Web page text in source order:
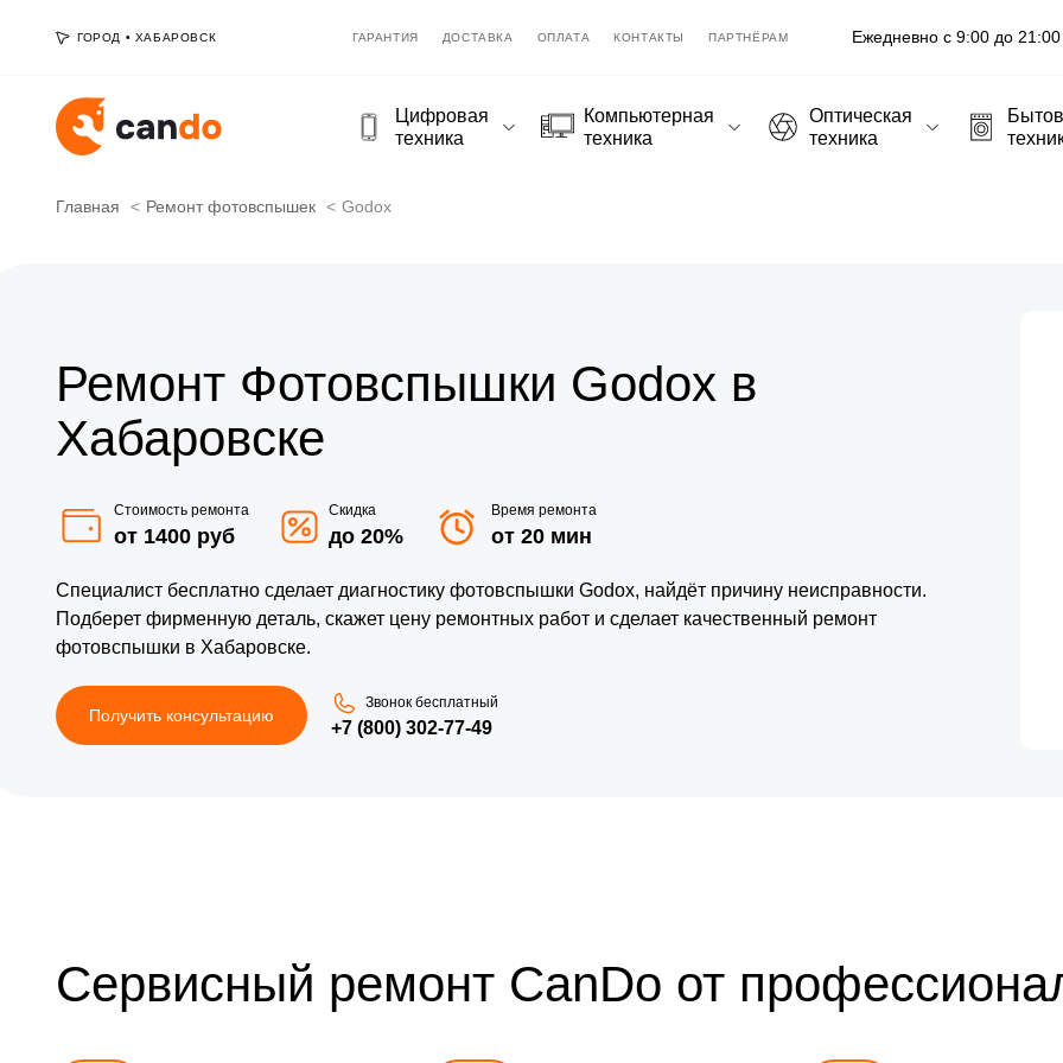
ГОРОД • ХАБАРОВСК ГАРАНТИЯ ДОСТАВКА ОПЛАТА КОНТАКТЫ ПАРТНЁРАМ Ежедневно с 9:00 до 21:00
Цифровая
техника
Компьютерная
техника
Оптическая
техника
Главная Ремонт фотовспышек Godox
Ремонт Фотовспышки Godox в
Хабаровске
Стоимость ремонта
от 1400 руб
Скидка
до 20%
Время ремонта
от 20 мин
Специалист бесплатно сделает диагностику фотовспышки Godox, найдёт причину неисправности.
Подберет фирменную деталь, скажет цену ремонтных работ и сделает качественный ремонт
фотовспышки в Хабаровске.
Получить консультацию
Звонок бесплатный
+7 (800) 302-77-49
Сервисный ремонт CanDo от